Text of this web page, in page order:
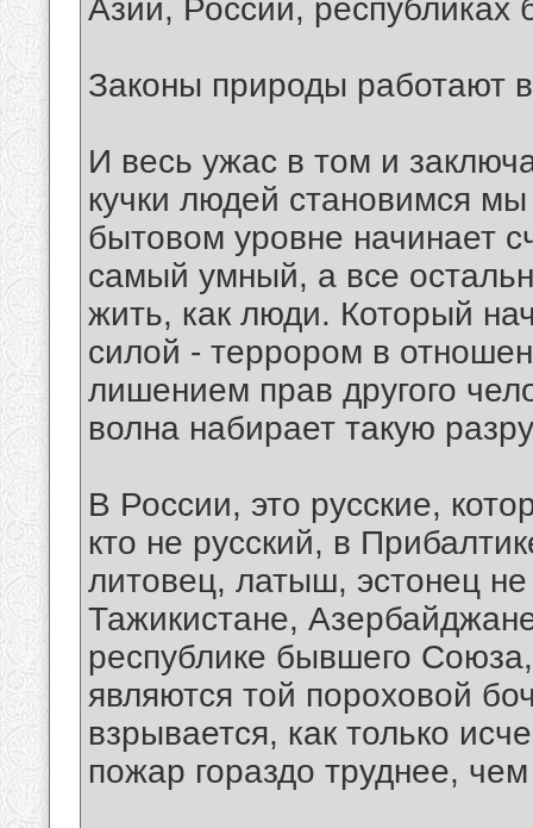
Азии, России,
Законы природы работают
И весь ужас в том и
кучки людей становимся
бытовом уровне начинает
самый умный, а все
жить, как люди. Который
силой - террором в
лишением прав другого
волна набирает такую
В России, это русские,
кто не русский, в
литовец, латыш, эстонец
Тажикистане,
республике бывшего
являются той пороховой
взрывается, как только
пожар гораздо труднее,